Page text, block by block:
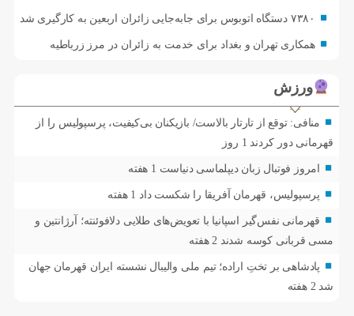
۷۳۸۰ دستگاه اتوبوس برای جابه‌جایی زائران اربعین به‌ کارگیری شد
همکاری تهران و بغداد برای خدمت به زائران در مرز زرباطیه
ورزش
منافی: توقع از تارتار بالاست/ بازیکنان بی‌کیفیت، پرسپولیس را از
قهرمانی دور کردند 1 روز
امروز فوتبال زبان دیپلماسی دنیاست 1 هفته
پرسپولیس، قهرمان آفریقا را شکست داد 1 هفته
قهرمانی نفس‌گیر اسپانیا با تعویض‌های طلایی دلافوئنته؛ آرژانتین و
مسی قربانی کوسه شدند 2 هفته
پادشاهی بر تختِ اراده؛ تیم ملی والیبال نشسته ایران قهرمان جهان
شد 2 هفته